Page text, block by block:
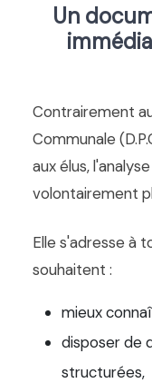
Un
Contrairement
Communale
aux élus,
volontairement
Elle s'adresse à
souhaitent :
mieux
disposer de
structurées,